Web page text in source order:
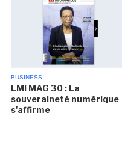
BUSINESS
LMI MAG 30 : La
souveraineté numérique
s'affirme